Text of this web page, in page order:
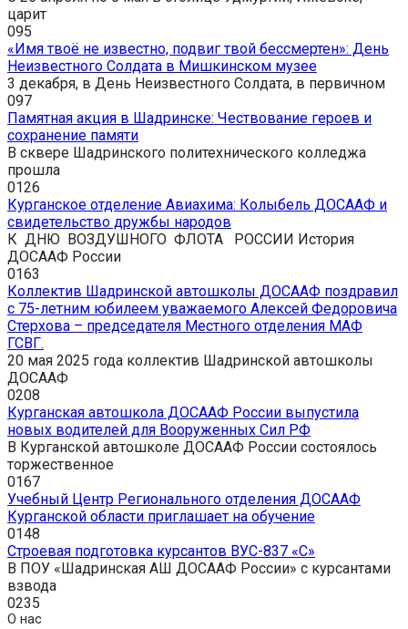
царит
095
«Имя твоё не известно, подвиг твой бессмертен»: День
Неизвестного Солдата в Мишкинском музее
3 декабря, в День Неизвестного Солдата, в первичном
097
Памятная акция в Шадринске: Чествование героев и
сохранение памяти
В сквере Шадринского политехнического колледжа
прошла
0126
Курганское отделение Авиахима: Колыбель ДОСААФ и
свидетельство дружбы народов
К ДНЮ ВОЗДУШНОГО ФЛОТА РОССИИ История
ДОСААФ России
0163
Коллектив Шадринской автошколы ДОСААФ поздравил
с 75-летним юбилеем уважаемого Алексей Федоровича
Стерхова – председателя Местного отделения МАФ
ГСВГ.
20 мая 2025 года коллектив Шадринской автошколы
ДОСААФ
0208
Курганская автошкола ДОСААФ России выпустила
новых водителей для Вооруженных Сил РФ
В Курганской автошколе ДОСААФ России состоялось
торжественное
0167
Учебный Центр Регионального отделения ДОСААФ
Курганской области приглашает на обучение
0148
Строевая подготовка курсантов ВУС-837 «С»
В ПОУ «Шадринская АШ ДОСААФ России» с курсантами
взвода
0235
О нас